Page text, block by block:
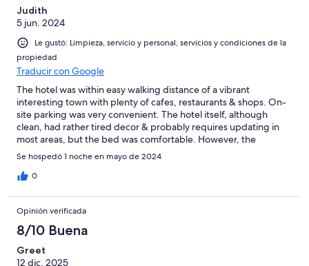
Judith
5 jun. 2024
Le gustó: Limpieza, servicio y personal, servicios y condiciones de la
propiedad
Traducir con Google
The hotel was within easy walking distance of a vibrant
interesting town with plenty of cafes, restaurants & shops. On-
site parking was very convenient. The hotel itself, although
clean, had rather tired decor & probably requires updating in
most areas, but the bed was comfortable. However, the
evening meal dining at Logis le Relais Champenois was
absolutely wonderful. It was fresh, colourful, beautifully
presented & really did taste as good as it looked. Breakfast was
would happily recommend this Logis to family & friends.
Se hospedó 1 noche en mayo de 2024
0
Opinión verificada
8/10 Buena
Greet
12 dic. 2025